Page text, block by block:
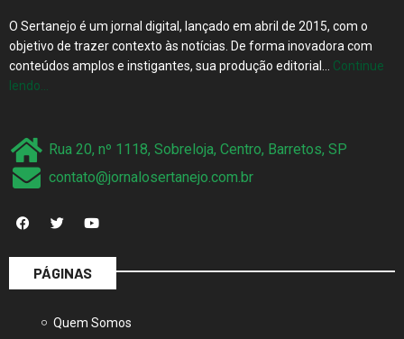
O Sertanejo é um jornal digital, lançado em abril de 2015, com o
objetivo de trazer contexto às notícias. De forma inovadora com
conteúdos amplos e instigantes, sua produção editorial… Continue
lendo…
Rua 20, nº 1118, Sobreloja, Centro, Barretos, SP
contato@jornalosertanejo.com.br
PÁGINAS
Quem Somos